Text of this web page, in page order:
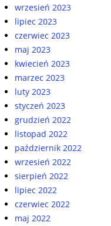
wrzesień 2023
lipiec 2023
czerwiec 2023
maj 2023
kwiecień 2023
marzec 2023
luty 2023
styczeń 2023
grudzień 2022
listopad 2022
październik 2022
wrzesień 2022
sierpień 2022
lipiec 2022
czerwiec 2022
maj 2022